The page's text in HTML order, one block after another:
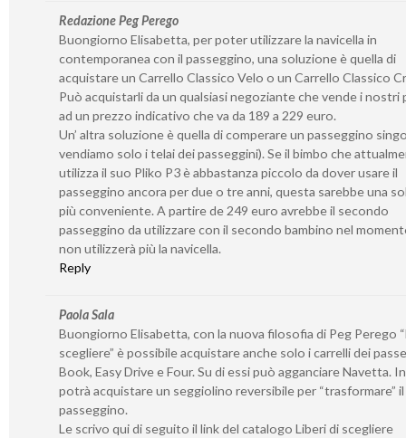
Redazione Peg Perego
Buongiorno Elisabetta, per poter utilizzare la navicella in
contemporanea con il passeggino, una soluzione è quella di
acquistare un Carrello Classico Velo o un Carrello Classico
Può acquistarli da un qualsiasi negoziante che vende i
ad un prezzo indicativo che va da 189 a 229 euro.
Un’ altra soluzione è quella di comperare un passeggino
vendiamo solo i telai dei passeggini). Se il bimbo che
utilizza il suo Pliko P3 è abbastanza piccolo da dover usare il
passeggino ancora per due o tre anni, questa sarebbe una
più conveniente. A partire de 249 euro avrebbe il secondo
passeggino da utilizzare con il secondo bambino nel
non utilizzerà più la navicella.
Reply
Paola Sala
Buongiorno Elisabetta, con la nuova filosofia di Peg Perego
scegliere” è possibile acquistare anche solo i carrelli dei
Book, Easy Drive e Four. Su di essi può agganciare Navetta.
potrà acquistare un seggiolino reversibile per “trasformare”
passeggino.
Le scrivo qui di seguito il link del catalogo Liberi di scegliere